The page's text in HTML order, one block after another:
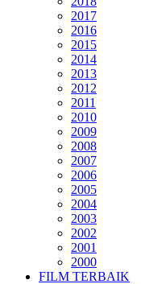
2017
2016
2015
2014
2013
2012
2011
2010
2009
2008
2007
2006
2005
2004
2003
2002
2001
2000
FILM TERBAIK